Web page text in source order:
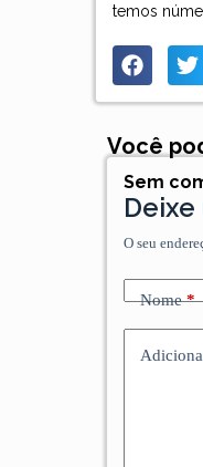
temos
Você
Sem
O seu
Nome*